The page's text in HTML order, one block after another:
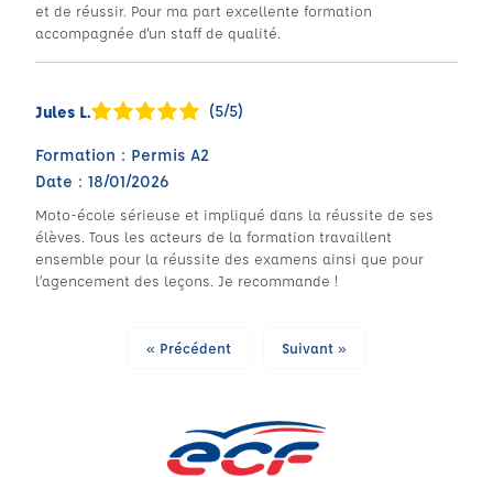
et de réussir. Pour ma part excellente formation
accompagnée d'un staff de qualité.
Jules L. (5/5)
Formation : Permis A2
Date : 18/01/2026
Moto-école sérieuse et impliqué dans la réussite de ses
élèves. Tous les acteurs de la formation travaillent
ensemble pour la réussite des examens ainsi que pour
l’agencement des leçons. Je recommande !
« Précédent Suivant »